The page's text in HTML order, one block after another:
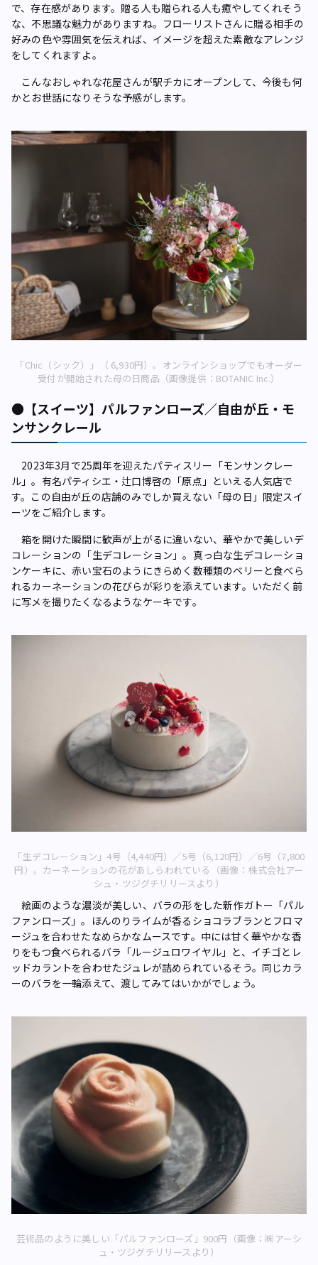
で、存在感があります。贈る人も贈られる人も癒やしてくれそう
な、不思議な魅力がありますね。フローリストさんに贈る相手の
好みの色や雰囲気を伝えれば、イメージを超えた素敵なアレンジ
をしてくれますよ。
こんなおしゃれな花屋さんが駅チカにオープンして、今後も何
かとお世話になりそうな予感がします。
「Chic（シック）」（ 6,930円）。オンラインショップでもオーダー
受付が開始された母の日商品（画像提供：BOTANIC Inc.）
●【スイーツ】パルファンローズ／自由が丘・モ
ンサンクレール
2023年3月で25周年を迎えたパティスリー「モンサンクレー
ル」。有名パティシエ・辻口博啓の「原点」といえる人気店で
す。この自由が丘の店舗のみでしか買えない「母の日」限定スイ
ーツをご紹介します。
箱を開けた瞬間に歓声が上がるに違いない、華やかで美しいデ
コレーションの「生デコレーション」。真っ白な生デコレーショ
ンケーキに、赤い宝石のようにきらめく数種類のベリーと食べら
れるカーネーションの花びらが彩りを添えています。いただく前
に写メを撮りたくなるようなケーキです。
「生デコレーション」4号（4,440円）／5号（6,120円）／6号（7,800
円）。カーネーションの花があしらわれている（画像：株式会社アー
シュ・ツジグチリリースより）
絵画のような濃淡が美しい、バラの形をした新作ガトー「パル
ファンローズ」。ほんのりライムが香るショコラブランとフロマ
ージュを合わせたなめらかなムースです。中には甘く華やかな香
りをもつ食べられるバラ「ルージュロワイヤル」と、イチゴとレ
ッドカラントを合わせたジュレが詰められているそう。同じカラ
ーのバラを一輪添えて、渡してみてはいかがでしょう。
芸術品のように美しい「パルファンローズ」900円（画像：㈱アーシ
ュ・ツジグチリリースより）